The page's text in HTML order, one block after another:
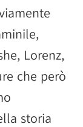
Lorenz,
che però
storia